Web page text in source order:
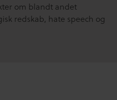
om blandt andet
redskab, hate speech og